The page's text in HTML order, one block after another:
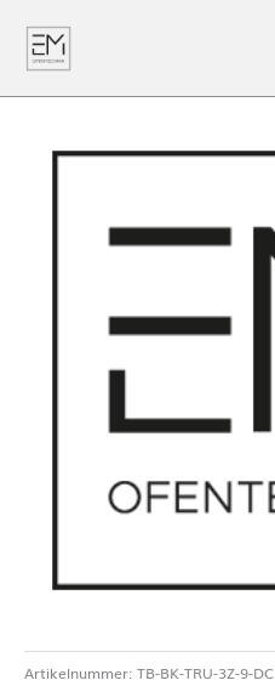
Artikelnummer: TB-BK-TRU-3Z-9-DC